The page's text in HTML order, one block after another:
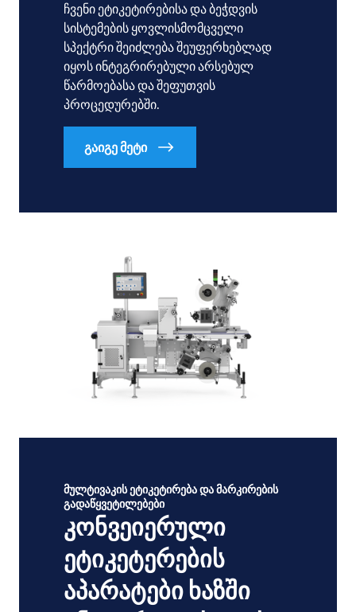
ჩვენი ეტიკეტირებისა და ბეჭდვის
სისტემების ყოვლისმომცველი
სპექტრი შეიძლება შეუფერხებლად
იყოს ინტეგრირებული არსებულ
წარმოებასა და შეფუთვის
პროცედურებში.
გაიგე მეტი
მულტივაკის ეტიკეტირება და მარკირების
გადაწყვეტილებები
კონვეიერული
ეტიკეტერების
აპარატები ხაზში